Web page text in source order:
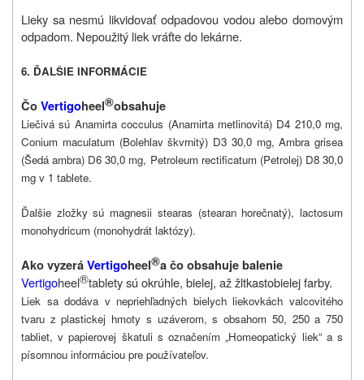
Lieky sa nesmú likvidovať odpadovou vodou alebo domovým
odpadom. Nepoužitý liek vráťte do lekárne.
6. ĎALŠIE INFORMÁCIE
ČoVertigoheel®obsahuje
Liečivá sú Anamirta cocculus (Anamirta metlinovitá) D4 210,0 mg,
Conium maculatum (Bolehlav škvrnitý) D3 30,0 mg, Ambra grisea
(Šedá ambra) D6 30,0 mg, Petroleum rectificatum (Petrolej) D8 30,0
mg v 1 tablete.
Ďalšie zložky sú magnesii stearas (stearan horečnatý), lactosum
monohydricum (monohydrát laktózy).
Ako vyzeráVertigoheel®a čo obsahuje balenie
Vertigoheel®tablety sú okrúhle, bielej, až žltkastobielej farby.
Liek sa dodáva v nepriehľadných bielych liekovkách valcovitého
tvaru z plastickej hmoty s uzáverom, s obsahom 50, 250 a 750
tabliet, v papierovej škatuli s označením „Homeopatický liek“ a s
písomnou informáciou pre používateľov.